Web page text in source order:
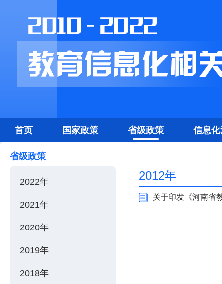
首页 国家政策 省级政策 信息化
省级政策
2022年
2021年
2020年
2019年
2018年
2012年
关于印发《河南省